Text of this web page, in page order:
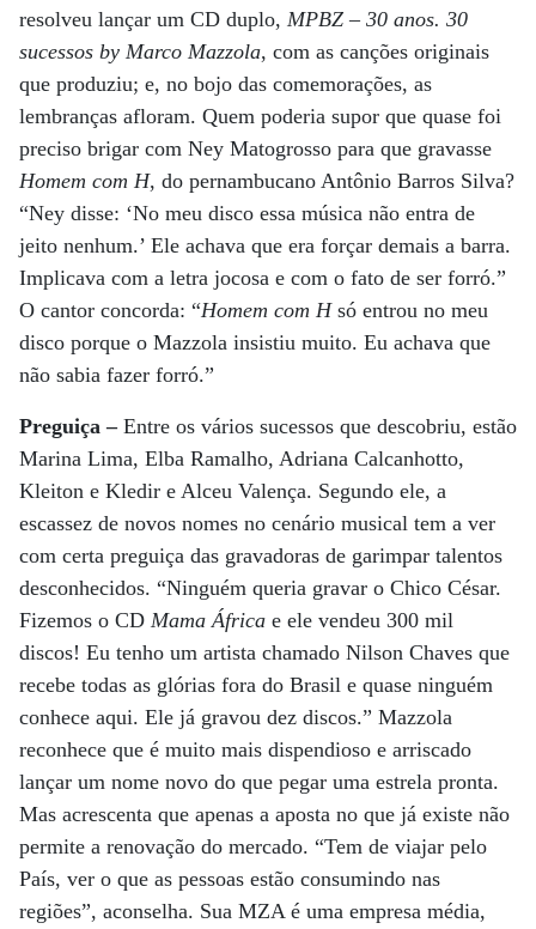
resolveu lançar um CD duplo, MPBZ – 30 anos. 30
sucessos by Marco Mazzola, com as canções originais
que produziu; e, no bojo das comemorações, as
lembranças afloram. Quem poderia supor que quase foi
preciso brigar com Ney Matogrosso para que gravasse
Homem com H, do pernambucano Antônio Barros Silva?
“Ney disse: ‘No meu disco essa música não entra de
jeito nenhum.’ Ele achava que era forçar demais a barra.
Implicava com a letra jocosa e com o fato de ser forró.”
O cantor concorda: “Homem com Hsó entrou no meu
disco porque o Mazzola insistiu muito. Eu achava que
não sabia fazer forró.”
Preguiça –Entre os vários sucessos que descobriu, estão
Marina Lima, Elba Ramalho, Adriana Calcanhotto,
Kleiton e Kledir e Alceu Valença. Segundo ele, a
escassez de novos nomes no cenário musical tem a ver
com certa preguiça das gravadoras de garimpar talentos
desconhecidos. “Ninguém queria gravar o Chico César.
Fizemos o CD Mama África e ele vendeu 300 mil
discos! Eu tenho um artista chamado Nilson Chaves que
recebe todas as glórias fora do Brasil e quase ninguém
conhece aqui. Ele já gravou dez discos.” Mazzola
reconhece que é muito mais dispendioso e arriscado
lançar um nome novo do que pegar uma estrela pronta.
Mas acrescenta que apenas a aposta no que já existe não
permite a renovação do mercado. “Tem de viajar pelo
País, ver o que as pessoas estão consumindo nas
regiões”, aconselha. Sua MZA é uma empresa média,